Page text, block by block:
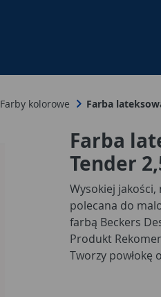
Menu Produktów,
Farby kolorowe Farba
Farba
Tender
Wysokiej
polecana do
farbą Beckers
Produkt
Tworzy
Farba wyróżnia